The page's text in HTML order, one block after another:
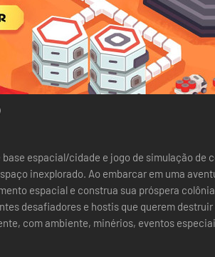
espacial/cidade e jogo de simulação de
inexplorado. Ao embarcar em uma
espacial e construa sua próspera
desafiadores e hostis que querem destruir
com ambiente, minérios, eventos
e histórias...